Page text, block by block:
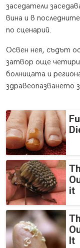
заседатели
вина и в
по сценарий.
Освен нея, съдът
затвор още
болницата и
здравеопазването
it
It